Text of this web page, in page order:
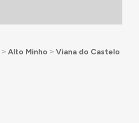
˃ Alto Minho ˃ Viana do Castelo